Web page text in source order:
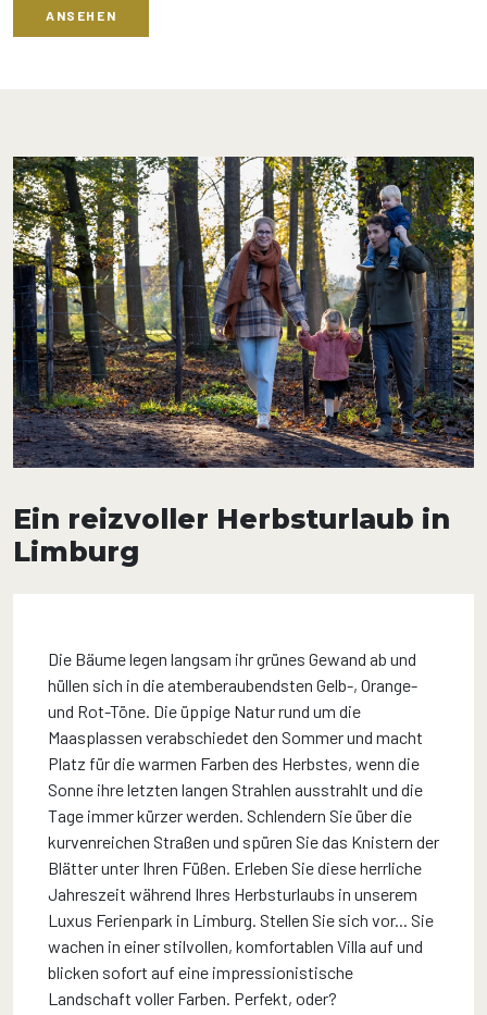
ANSEHEN
Ein reizvoller Herbsturlaub in
Limburg
Die Bäume legen langsam ihr grünes Gewand ab und
hüllen sich in die atemberaubendsten Gelb-, Orange-
und Rot-Töne. Die üppige Natur rund um die
Maasplassen verabschiedet den Sommer und macht
Platz für die warmen Farben des Herbstes, wenn die
Sonne ihre letzten langen Strahlen ausstrahlt und die
Tage immer kürzer werden. Schlendern Sie über die
kurvenreichen Straßen und spüren Sie das Knistern der
Blätter unter Ihren Füßen. Erleben Sie diese herrliche
Jahreszeit während Ihres Herbsturlaubs in unserem
Luxus Ferienpark in Limburg. Stellen Sie sich vor... Sie
wachen in einer stilvollen, komfortablen Villa auf und
blicken sofort auf eine impressionistische
Landschaft voller Farben. Perfekt, oder?